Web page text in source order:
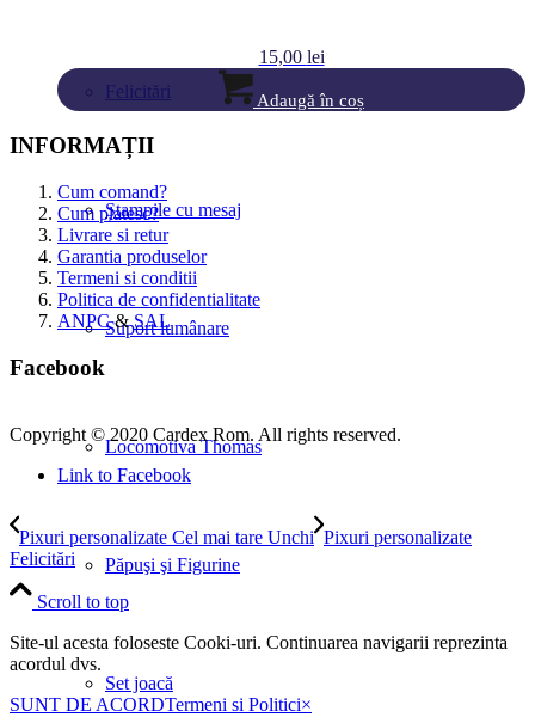
Felicitări
Ștampile cu mesaj
Suport lumânare
Locomotiva Thomas
Păpuşi şi Figurine
Set joacă
15,00 lei
Adaugă în coș
INFORMAȚII
Cum comand?
Cum platesc?
Livrare si retur
Garantia produselor
Termeni si conditii
Politica de confidentialitate
ANPC&SAL
Facebook
Copyright © 2020 Cardex Rom. All rights reserved.
Link to Facebook
Pixuri personalizate Cel mai tare Unchi Pixuri personalizate
Felicitări
Scroll to top
Site-ul acesta foloseste Cooki-uri. Continuarea navigarii reprezinta
acordul dvs.
SUNT DE ACORDTermeni si Politici×